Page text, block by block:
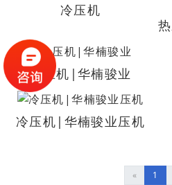
冷压机
热压机|华楠骏业
冷压机|华楠骏业压机
« 1